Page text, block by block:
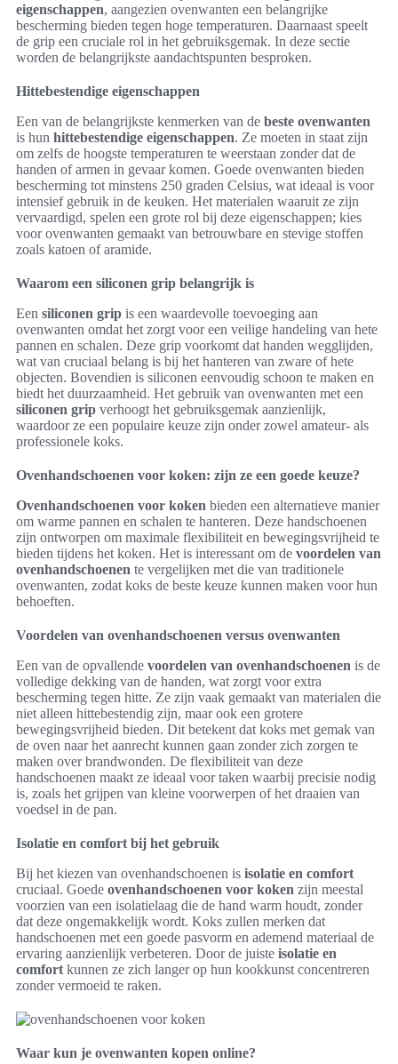
eigenschappen, aangezien ovenwanten een belangrijke
bescherming bieden tegen hoge temperaturen. Daarnaast speelt
de grip een cruciale rol in het gebruiksgemak. In deze sectie
worden de belangrijkste aandachtspunten besproken.
Hittebestendige eigenschappen
Een van de belangrijkste kenmerken van de beste ovenwanten
is hun hittebestendige eigenschappen. Ze moeten in staat zijn
om zelfs de hoogste temperaturen te weerstaan zonder dat de
handen of armen in gevaar komen. Goede ovenwanten bieden
bescherming tot minstens 250 graden Celsius, wat ideaal is voor
intensief gebruik in de keuken. Het materialen waaruit ze zijn
vervaardigd, spelen een grote rol bij deze eigenschappen; kies
voor ovenwanten gemaakt van betrouwbare en stevige stoffen
zoals katoen of aramide.
Waarom een siliconen grip belangrijk is
Een siliconen grip is een waardevolle toevoeging aan
ovenwanten omdat het zorgt voor een veilige handeling van hete
pannen en schalen. Deze grip voorkomt dat handen wegglijden,
wat van cruciaal belang is bij het hanteren van zware of hete
objecten. Bovendien is siliconen eenvoudig schoon te maken en
biedt het duurzaamheid. Het gebruik van ovenwanten met een
siliconen grip verhoogt het gebruiksgemak aanzienlijk,
waardoor ze een populaire keuze zijn onder zowel amateur- als
professionele koks.
Ovenhandschoenen voor koken: zijn ze een goede keuze?
Ovenhandschoenen voor koken bieden een alternatieve manier
om warme pannen en schalen te hanteren. Deze handschoenen
zijn ontworpen om maximale flexibiliteit en bewegingsvrijheid te
bieden tijdens het koken. Het is interessant om de voordelen van
ovenhandschoenen te vergelijken met die van traditionele
ovenwanten, zodat koks de beste keuze kunnen maken voor hun
behoeften.
Voordelen van ovenhandschoenen versus ovenwanten
Een van de opvallende voordelen van ovenhandschoenen is de
volledige dekking van de handen, wat zorgt voor extra
bescherming tegen hitte. Ze zijn vaak gemaakt van materialen die
niet alleen hittebestendig zijn, maar ook een grotere
bewegingsvrijheid bieden. Dit betekent dat koks met gemak van
de oven naar het aanrecht kunnen gaan zonder zich zorgen te
maken over brandwonden. De flexibiliteit van deze
handschoenen maakt ze ideaal voor taken waarbij precisie nodig
is, zoals het grijpen van kleine voorwerpen of het draaien van
voedsel in de pan.
Isolatie en comfort bij het gebruik
Bij het kiezen van ovenhandschoenen is isolatie en comfort
cruciaal. Goede ovenhandschoenen voor koken zijn meestal
voorzien van een isolatielaag die de hand warm houdt, zonder
dat deze ongemakkelijk wordt. Koks zullen merken dat
handschoenen met een goede pasvorm en ademend materiaal de
ervaring aanzienlijk verbeteren. Door de juiste isolatie en
comfort kunnen ze zich langer op hun kookkunst concentreren
zonder vermoeid te raken.
Waar kun je ovenwanten kopen online?